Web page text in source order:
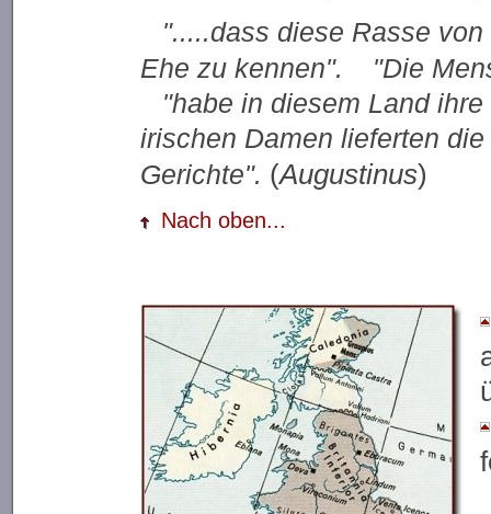
".....dass diese Rasse
Ehe zu kennen".
"Die
"habe in diesem Land
irischen Damen lieferten
Gerichte". (Augustinus)
Nach oben...